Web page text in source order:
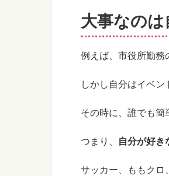
大事なの
例えば、市役所勤務
しかし自分はイベン
その時に、誰でも簡
つまり、 自分が好き
サッカー、ももクロ